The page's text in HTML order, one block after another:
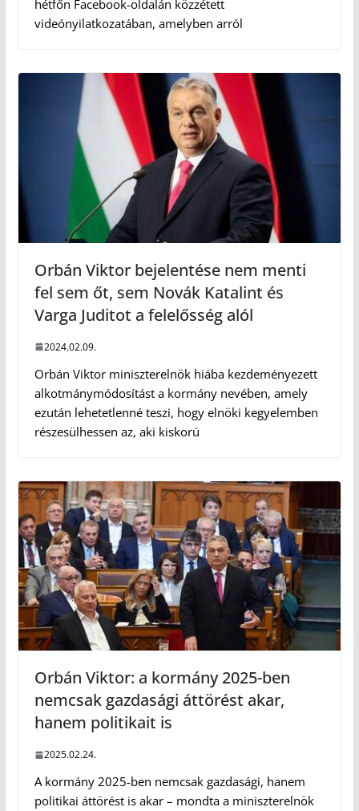
hétfőn Facebook-oldalán közzétett
videónyilatkozatában, amelyben arról
Orbán Viktor bejelentése nem menti
fel sem őt, sem Novák Katalint és
Varga Juditot a felelősség alól
2024.02.09.
Orbán Viktor miniszterelnök hiába kezdeményezett
alkotmánymódosítást a kormány nevében, amely
ezután lehetetlenné teszi, hogy elnöki kegyelemben
részesülhessen az, aki kiskorú
Orbán Viktor: a kormány 2025-ben
nemcsak gazdasági áttörést akar,
hanem politikait is
2025.02.24.
A kormány 2025-ben nemcsak gazdasági, hanem
politikai áttörést is akar – mondta a miniszterelnök